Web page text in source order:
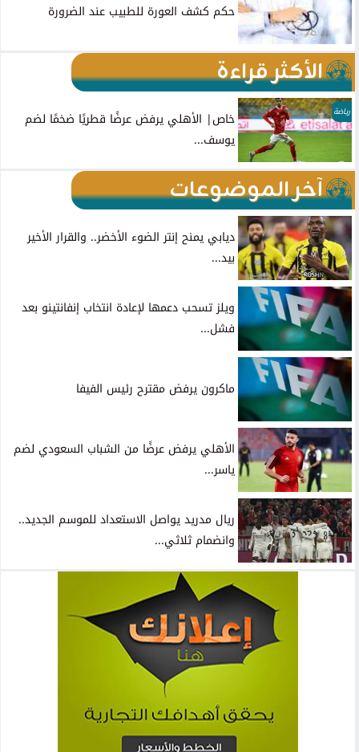
حكم كشف العورة للطبيب عند الضرورة
الأكثر قراءة
رياضة
خاص| الأهلي يرفض عرضًا قطريًا ضخمًا لضم
يوسف...
آخر الموضوعات
ديابي يمنح إنتر الضوء الأخضر.. والقرار الأخير
بيد...
ويلز تسحب دعمها لإعادة انتخاب إنفانتينو بعد
فشل...
ماكرون يرفض مقترح رئيس الفيفا
الأهلي يرفض عرضًا من الشباب السعودي لضم
ياسر...
ريال مدريد يواصل الاستعداد للموسم الجديد..
وانضمام ثلاثي...